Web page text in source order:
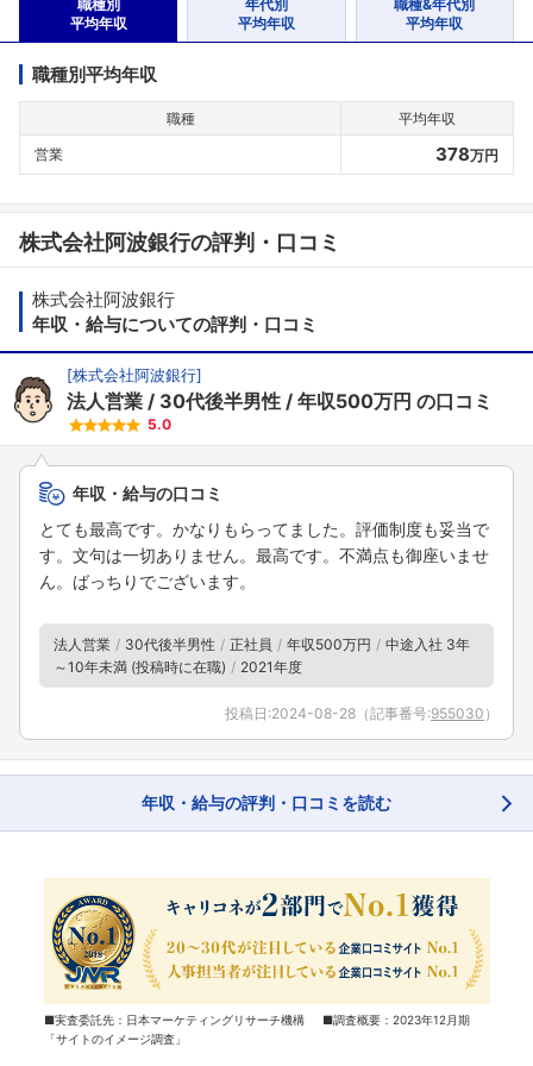
職種別
平均年収
年代別
平均年収
職種&年代別
平均年収
職種別平均年収
職種
平均年収
営業
378万円
株式会社阿波銀行の評判・口コミ
株式会社阿波銀行
年収・給与についての評判・口コミ
[株式会社阿波銀行]
法人営業 30代後半男性 年収500万円 の口コミ
5.0
年収・給与の口コミ
とても最高です。かなりもらってました。評価制度も妥当で
す。文句は一切ありません。最高です。不満点も御座いませ
ん。ばっちりでございます。
法人営業 30代後半男性 正社員 年収500万円
中途入社 3年
～10年未満 (投稿時に在職)
2021年度
投稿日:2024-08-28 （記事番号:955030 ）
年収・給与の評判・口コミを読む
■実査委託先：日本マーケティングリサーチ機構 ■調査概要：2023年12月期
「サイトのイメージ調査」